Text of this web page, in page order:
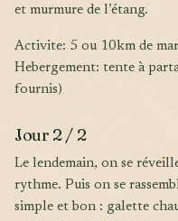
et murmure de l’étang.
Activite: 5 ou 10km de marche | Repas: dîner de réveillon |
Hebergement: tente à
fournis)
Jour 2 / 2
Le lendemain, on se réveille naturellement, chacun à son
rythme. Puis on se
simple et bon : galette